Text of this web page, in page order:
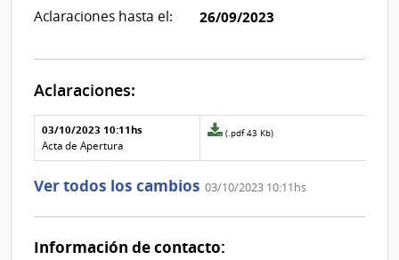
Aclaraciones hasta el: 26/09/2023
Aclaraciones:
Aclaraciones del llamado
Fecha y
texto de
la
Archivo
de la
03/10/2023 10:11hs
Acta de Apertura
Archivo
de
aclaración
0
(.pdf 43 Kb)
Ver todos los cambios 03/10/2023 10:11hs
Información de contacto: